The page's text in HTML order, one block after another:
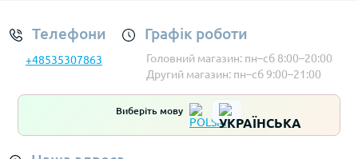
Телефони
+48535307863
Графік роботи
Головний магазин: пн–сб 8:00–20:00
Другий магазин: пн–сб 9:00–21:00
Виберіть мову